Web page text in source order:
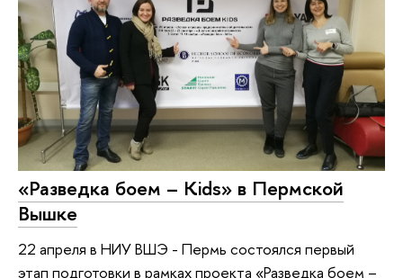
«Разведка боем – Kids» в Пермской
Вышке
22 апреля в НИУ ВШЭ - Пермь состоялся первый
этап подготовки в рамках проекта «Разведка боем –